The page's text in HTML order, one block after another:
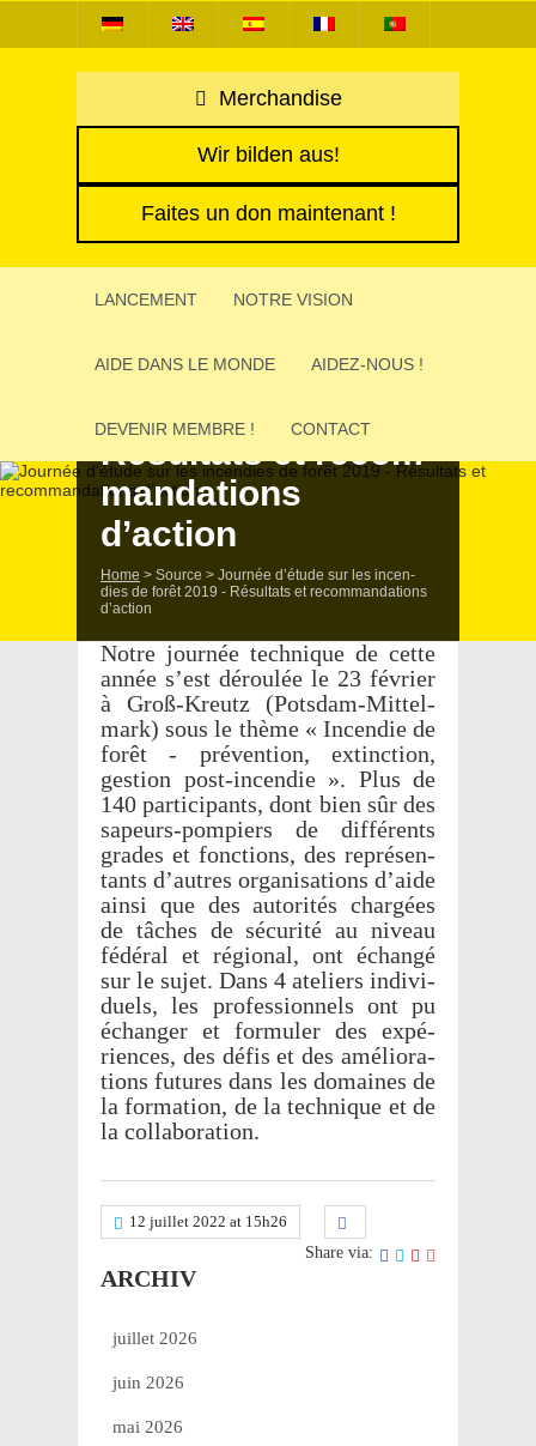
Merchandise
Wir bilden aus!
Faites un don maintenant !
LANCE­MENT NOTRE VISION
AIDE DANS LE MONDE AIDEZ-NOUS !
DEVE­NIR MEMBRE ! CONTACT
sur les incen­dies
Résul­tats et recom­
man­da­tions
d’action
Home > Source > Jour­née d’étude sur les incen­
dies de forêt 2019 - Résul­tats et recom­man­da­tions
d’action
Notre jour­née tech­nique de cette
année s’est dérou­lée le 23 février
à Groß-Kreutz (Pots­dam-Mittel­
mark) sous le thème « Incen­die de
forêt - préven­tion, extinc­tion,
gestion post-incen­die ». Plus de
140 parti­ci­pants, dont bien sûr des
sapeurs-pompiers de diffé­rents
grades et fonc­tions, des repré­sen­
tants d’autres orga­ni­sa­tions d’aide
ainsi que des auto­ri­tés char­gées
de tâches de sécu­rité au niveau
fédé­ral et régio­nal, ont échangé
sur le sujet. Dans 4 ateliers indi­vi­
duels, les profes­sion­nels ont pu
échan­ger et formu­ler des expé­
riences, des défis et des amélio­ra­
tions futures dans les domaines de
la forma­tion, de la tech­nique et de
la collaboration.
12 juillet 2022 at 15h26
Share via:
ARCHIV
juillet 2026
juin 2026
mai 2026